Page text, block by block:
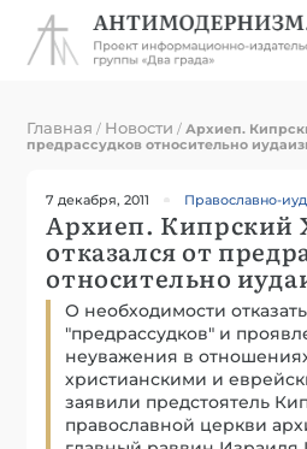
Главная / Новости /Архиеп.
предрассудков относительно
7 декабря, 2011 Православно-
Архиеп. Кипрский
отказался от
относительно
О необходимости
"предрассудков" и
неуважения в
христианскими и
заявили предстоятель
православной церкви